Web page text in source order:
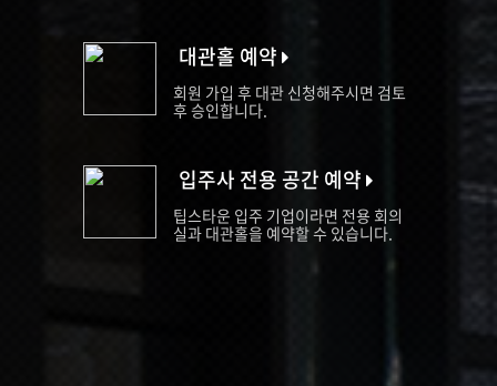
대관홀 예약
회원 가입 후 대관 신청해주시면 검토
후 승인합니다.
입주사 전용 공간 예약
팁스타운 입주 기업이라면 전용 회의
실과 대관홀을 예약할 수 있습니다.